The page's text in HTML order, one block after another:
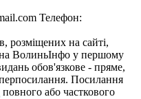
Телефон:
розміщених на сайті,
на ВолиньІнфо у першому
обов'язкове - пряме,
Посилання
або часткового